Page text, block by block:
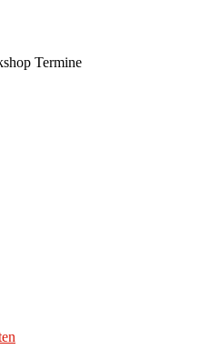
Termine